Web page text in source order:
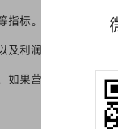
标。
利润的构成情况。
果营业收入增长但